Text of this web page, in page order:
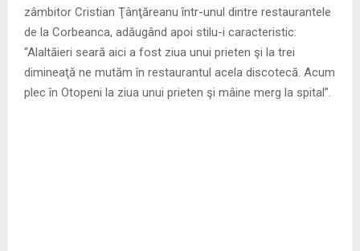
zâmbitor Cristian Ţânţăreanu într-unul dintre restaurantele
de la Corbeanca, adăugând apoi stilu-i caracteristic:
“Alaltăieri seară aici a fost ziua unui prieten şi la trei
dimineaţă ne mutăm în restaurantul acela discotecă. Acum
plec în Otopeni la ziua unui prieten şi mâine merg la spital”.